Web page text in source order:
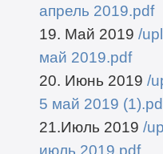
апрель 2019.pdf
19. Май 2019 /
май 2019.pdf
20. Июнь 2019 /
5 май 2019
21.Июль 2019 /
июль 2019.pdf